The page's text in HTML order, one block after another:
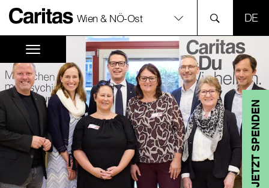
Wien & NÖ-Ost
JETZT SPENDEN